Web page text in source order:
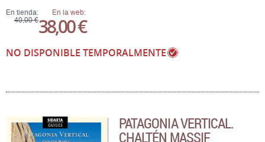
En tienda:
40,00 €
En la web:
38,00 €
NO DISPONIBLE TEMPORALMENTE
PATAGONIA VERTICAL.
CHALTÉN MASSIF